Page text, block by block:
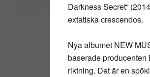
Darkness Secret“
extatiska crescendos.
Nya albumet NEW
baserade
riktning. Det är en